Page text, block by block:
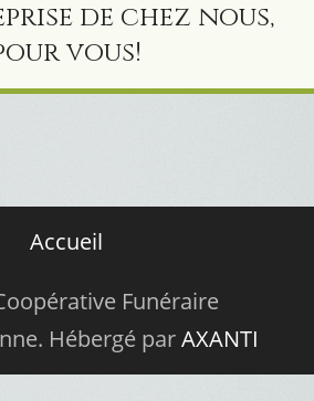
de chez nous,
vous!
Accueil
Funéraire
Hébergé parAXANTI